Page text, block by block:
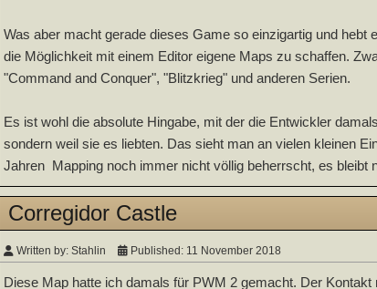
Was aber macht gerade dieses Game so einzigartig und
die Möglichkeit mit einem Editor eigene Maps zu schaffen.
"Command and Conquer", "Blitzkrieg" und anderen Serien.
Es ist wohl die absolute Hingabe, mit der die Entwickler
sondern weil sie es liebten. Das sieht man an vielen kleinen
Jahren Mapping noch immer nicht völlig beherrscht, es bleibt
Corregidor Castle
Written by: Stahlin Published: 11 November 2018
Diese Map hatte ich damals für PWM 2 gemacht. Der